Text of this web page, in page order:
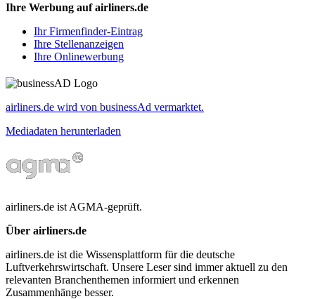
Ihre Werbung auf airliners.de
Ihr Firmenfinder-Eintrag
Ihre Stellenanzeigen
Ihre Onlinewerbung
airliners.de wird von businessAd vermarktet.
Mediadaten herunterladen
airliners.de ist AGMA-geprüft.
Über airliners.de
airliners.de ist die Wissensplattform für die deutsche
Luftverkehrswirtschaft. Unsere Leser sind immer aktuell zu den
relevanten Branchenthemen informiert und erkennen
Zusammenhänge besser.